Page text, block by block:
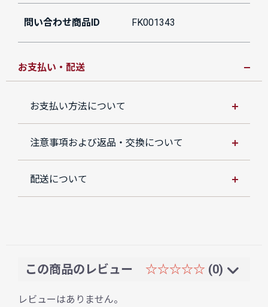
問い合わせ商品ID FK001343
お支払い・配送
お支払い方法について
注意事項および返品・交換について
配送について
この商品のレビュー ☆☆☆☆☆ (0)
レビューはありません。